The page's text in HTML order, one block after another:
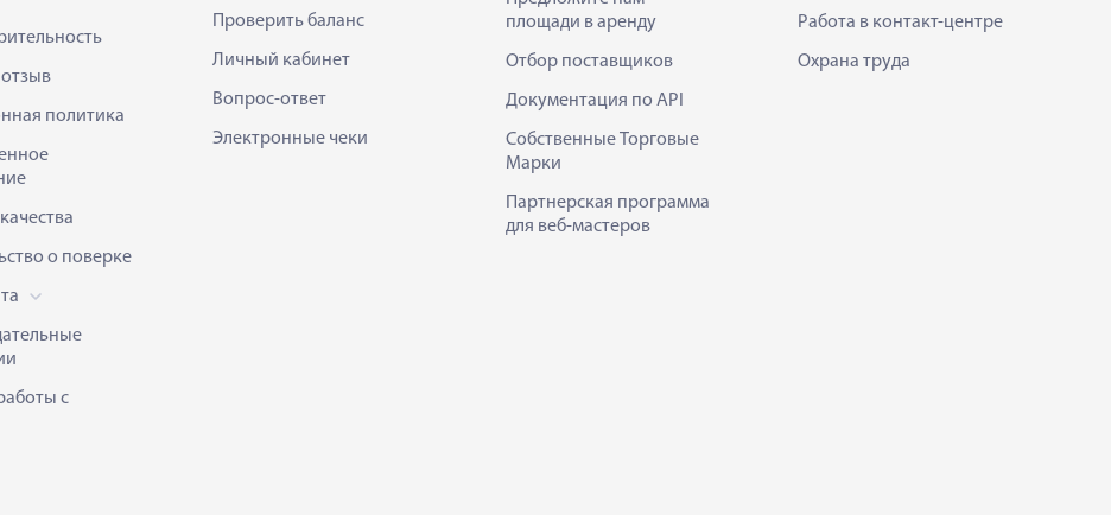
политика
о поверке
с
Проверить баланс
Личный кабинет
Вопрос-ответ
Электронные чеки
площади в аренду
Отбор поставщиков
Документация по API
Собственные Торговые
Марки
Партнерская программа
для веб-мастеров
Работа в контакт-центре
Охрана труда